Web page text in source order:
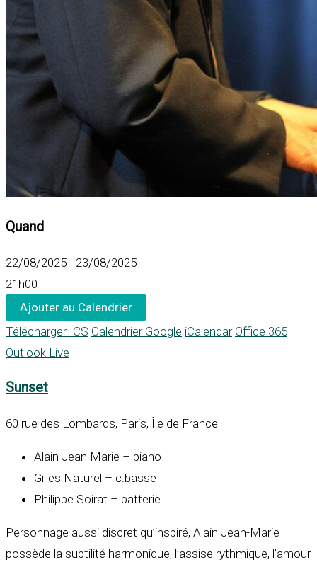
Quand
22/08/2025 - 23/08/2025
21h00
Ajouter au Calendrier
Télécharger ICS Calendrier Google iCalendar Office 365
Outlook Live
Sunset
60 rue des Lombards, Paris, Île de France
Alain Jean Marie – piano
Gilles Naturel – c.basse
Philippe Soirat – batterie
Personnage aussi discret qu’inspiré, Alain Jean-Marie
possède la subtilité harmonique, l’assise rythmique, l’amour